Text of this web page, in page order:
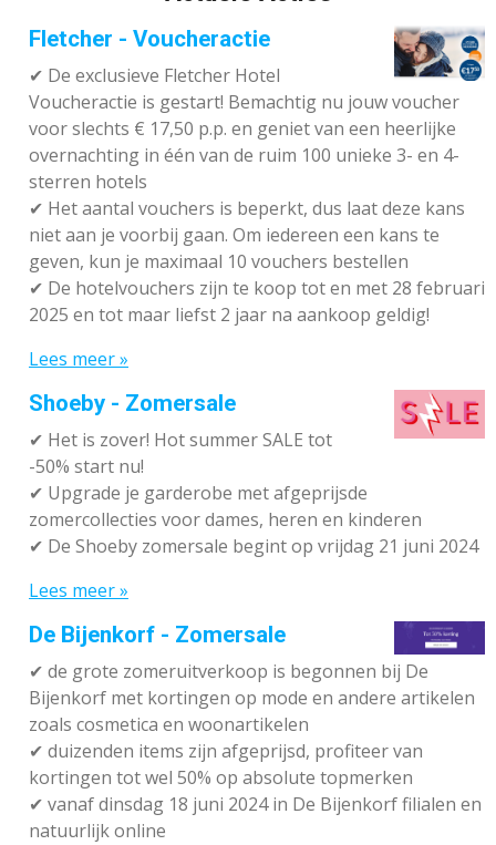
Fletcher - Voucheractie
✔ De exclusieve Fletcher Hotel
Voucheractie is gestart! Bemachtig nu jouw voucher
voor slechts € 17,50 p.p. en geniet van een heerlijke
overnachting in één van de ruim 100 unieke 3- en 4-
sterren hotels
✔ Het aantal vouchers is beperkt, dus laat deze kans
niet aan je voorbij gaan. Om iedereen een kans te
geven, kun je maximaal 10 vouchers bestellen
✔ De hotelvouchers zijn te koop tot en met 28 februari
2025 en tot maar liefst 2 jaar na aankoop geldig!
Lees meer »
Shoeby - Zomersale
✔ Het is zover! Hot summer SALE tot
-50% start nu!
✔ Upgrade je garderobe met afgeprijsde
zomercollecties voor dames, heren en kinderen
✔ De Shoeby zomersale begint op vrijdag 21 juni 2024
Lees meer »
De Bijenkorf - Zomersale
✔ de grote zomeruitverkoop is begonnen bij De
Bijenkorf met kortingen op mode en andere artikelen
zoals cosmetica en woonartikelen
✔ duizenden items zijn afgeprijsd, profiteer van
kortingen tot wel 50% op absolute topmerken
✔ vanaf dinsdag 18 juni 2024 in De Bijenkorf filialen en
natuurlijk online